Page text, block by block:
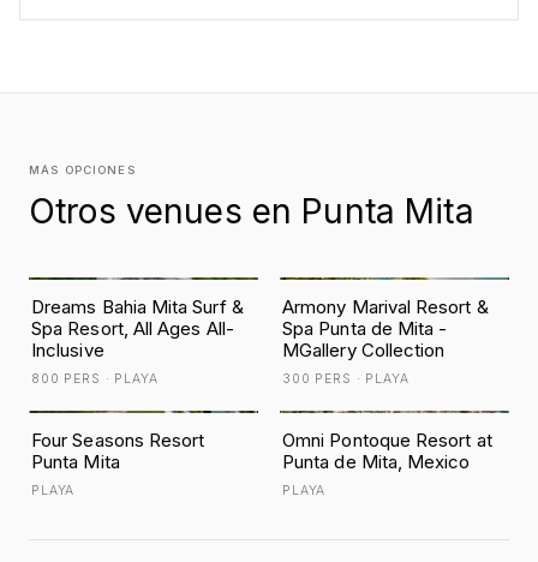
MÁS OPCIONES
Otros venues en Punta Mita
Dreams Bahia Mita Surf &
Spa Resort, All Ages All-
Inclusive
800 PERS · PLAYA
Armony Marival Resort &
Spa Punta de Mita -
MGallery Collection
300 PERS · PLAYA
Four Seasons Resort
Punta Mita
PLAYA
Omni Pontoque Resort at
Punta de Mita, Mexico
PLAYA